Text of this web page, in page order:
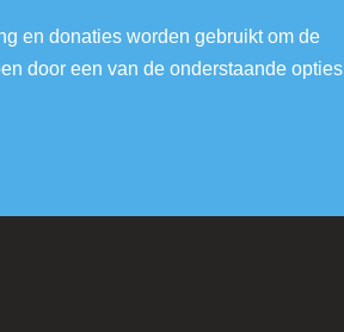
en donaties worden gebruikt om de
door een van de onderstaande opties